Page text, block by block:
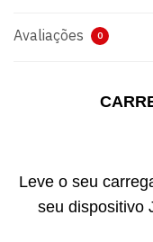
Avaliações 0
Leve o seu
seu dispositivo